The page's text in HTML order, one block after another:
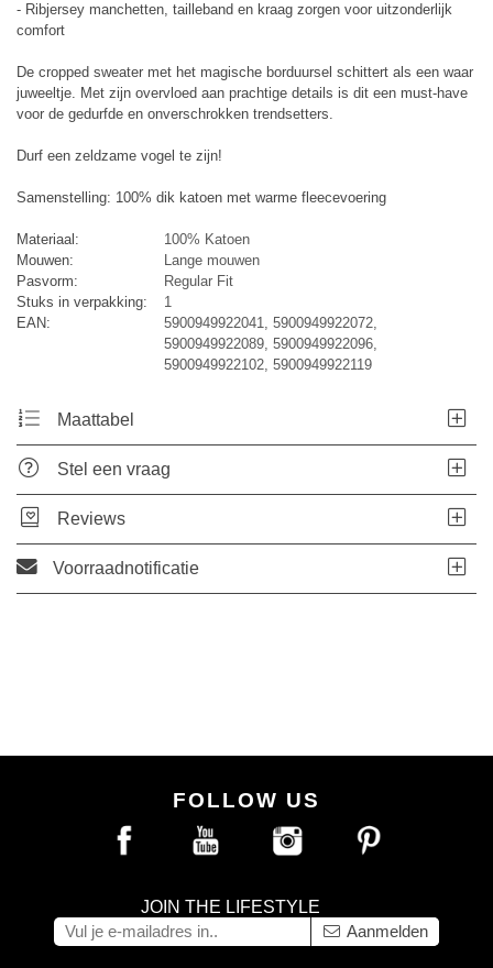
- Ribjersey manchetten, tailleband en kraag zorgen voor uitzonderlijk
comfort
De cropped sweater met het magische borduursel schittert als een waar
juweeltje. Met zijn overvloed aan prachtige details is dit een must-have
voor de gedurfde en onverschrokken trendsetters.
Durf een zeldzame vogel te zijn!
Samenstelling: 100% dik katoen met warme fleecevoering
Materiaal:
100% Katoen
Mouwen:
Lange mouwen
Pasvorm:
Regular Fit
Stuks in verpakking:
1
EAN:
5900949922041, 5900949922072,
5900949922089, 5900949922096,
5900949922102, 5900949922119
Maattabel
Stel een vraag
Reviews
Voorraadnotificatie
FOLLOW US
JOIN THE LIFESTYLE
Aanmelden